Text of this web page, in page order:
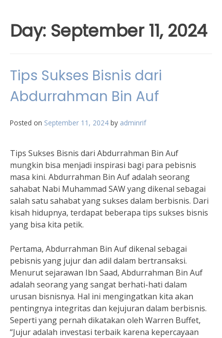
Day: September 11, 2024
Tips Sukses Bisnis dari
Abdurrahman Bin Auf
Posted on September 11, 2024 by adminrif
Tips Sukses Bisnis dari Abdurrahman Bin Auf
mungkin bisa menjadi inspirasi bagi para pebisnis
masa kini. Abdurrahman Bin Auf adalah seorang
sahabat Nabi Muhammad SAW yang dikenal sebagai
salah satu sahabat yang sukses dalam berbisnis. Dari
kisah hidupnya, terdapat beberapa tips sukses bisnis
yang bisa kita petik.
Pertama, Abdurrahman Bin Auf dikenal sebagai
pebisnis yang jujur dan adil dalam bertransaksi.
Menurut sejarawan Ibn Saad, Abdurrahman Bin Auf
adalah seorang yang sangat berhati-hati dalam
urusan bisnisnya. Hal ini mengingatkan kita akan
pentingnya integritas dan kejujuran dalam berbisnis.
Seperti yang pernah dikatakan oleh Warren Buffet,
“Jujur adalah investasi terbaik karena kepercayaan